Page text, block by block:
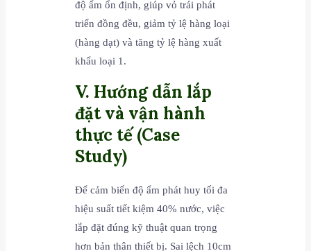
độ ẩm ổn định, giúp vỏ trái phát
triển đồng đều, giảm tỷ lệ hàng loại
(hàng dạt) và tăng tỷ lệ hàng xuất
khẩu loại 1.
V. Hướng dẫn lắp
đặt và vận hành
thực tế (Case
Study)
Để cảm biến độ ẩm phát huy tối đa
hiệu suất tiết kiệm 40% nước, việc
lắp đặt đúng kỹ thuật quan trọng
hơn bản thân thiết bị. Sai lệch 10cm